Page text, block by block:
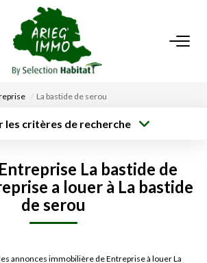
ACCUEIL
VOTRE RECHERCHE
La bastide de serou
les critères de recherche
Surface min
Budget max
La bastide de
a louer à La bastide
de serou
annonces immobilière de Entreprise à louer La